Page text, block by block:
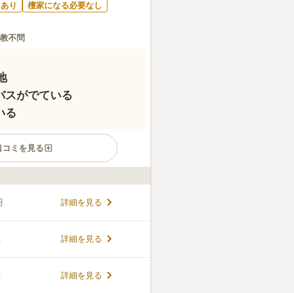
り
檀家になる必要なし
不問
スがでている
る
コミを見る
園です。園内には四季折々の植物
じて景色が変わるので、訪れるた
れしいポイントです。なかなかお
方に変わって、お墓の掃除などを
るのも魅力的です。
コミ
詳細を見る
詳細を見る
詳細を見る